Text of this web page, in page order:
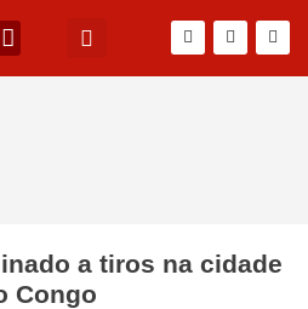
a tiros na cidade
Congo